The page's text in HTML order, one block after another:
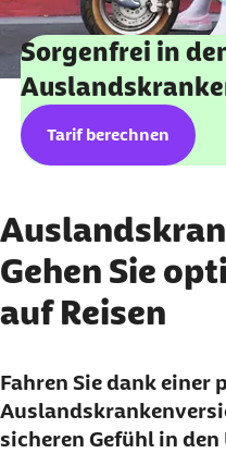
Sorgenfrei in
externer Link:
Tarif berechnen
Gehen Sie
auf Reisen
Fahren Sie dank einer
sicheren Gefühl in